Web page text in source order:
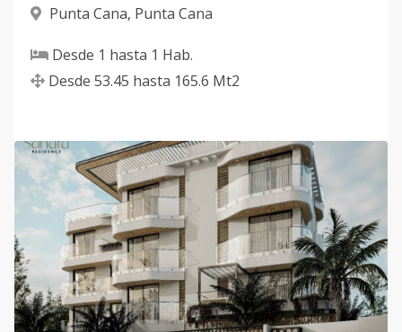
Punta Cana, Punta Cana
Desde 1 hasta 1 Hab.
Desde 53.45 hasta 165.6 Mt2